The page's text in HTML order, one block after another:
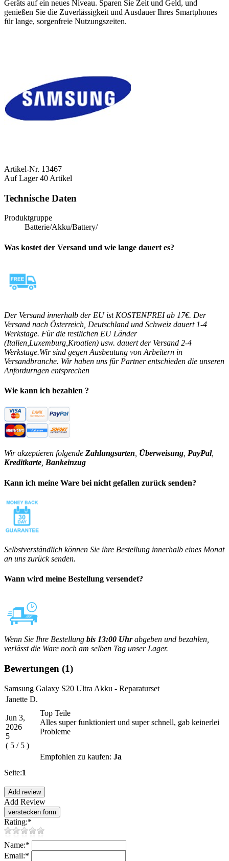
Geräts auf ein neues Niveau. Sparen Sie Zeit und Geld, und
genießen Sie die Zuverlässigkeit und Ausdauer Ihres Smartphones
für lange, sorgenfreie Nutzungszeiten.
Artikel-Nr. 13467
Auf Lager 40 Artikel
Technische Daten
Produktgruppe
Batterie/Akku/Battery/
Was kostet der Versand und wie lange dauert es?
Der Versand innerhalb der EU ist KOSTENFREI ab 17€. Der
Versand nach Österreich, Deutschland und Schweiz dauert 1-4
Werkstage. Für die restlichen EU Länder
(Italien,Luxemburg,Kroatien) usw. dauert der Versand 2-4
Werkstage.Wir sind gegen Ausbeutung von Arbeitern in
Versandbranche. Wir haben uns für Partner entschieden die unseren
Anfordurngen entsprechen
Wie kann ich bezahlen ?
Wir akzeptieren folgende Zahlungsarten Überweisung PayPal,
Kreditkarte Bankeinzug
Kann ich meine Ware bei nicht gefallen zurück senden?
Selbstverständlich können Sie ihre Bestellung innerhalb eines Monat
an uns zurück senden.
Wann wird meine Bestellung versendet?
Wenn Sie Ihre Bestellung bis 13:00 Uhrabgeben und bezahlen,
verlässt die Ware noch am selben Tag unser Lager.
Bewertungen (1)
Samsung Galaxy S20 Ultra Akku - Reparaturset
Janette D.
Jun 3,
2026
5
( 5 / 5 )
Top Teile
Alles super funktioniert und super schnell, gab keinerlei
Probleme
Empfohlen zu kaufen: Ja
Seite:1
Add Review
Rating:*
Name:*
Email:*